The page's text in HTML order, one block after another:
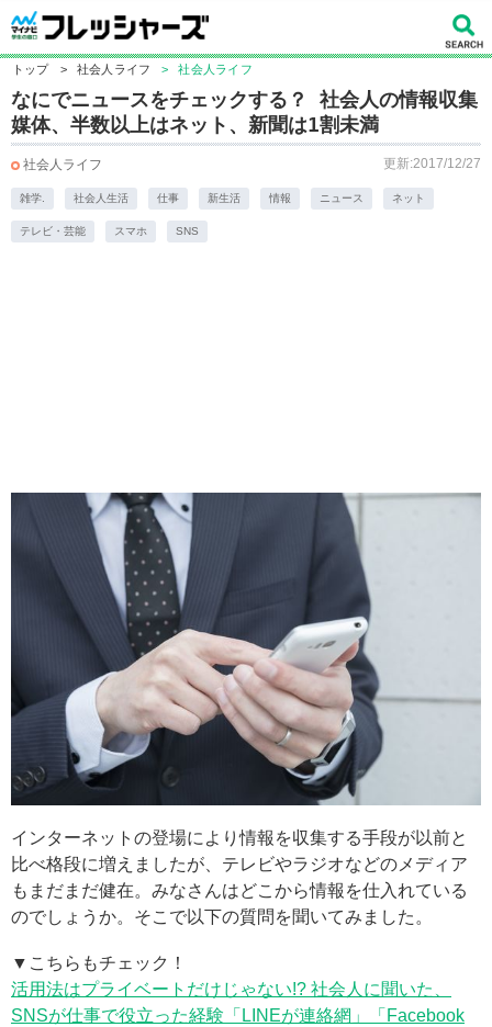
トップ > 社会人ライフ > 社会人ライフ
なにでニュースをチェックする？ 社会人の情報収集
媒体、半数以上はネット、新聞は1割未満
社会人ライフ 更新:2017/12/27
雑学. 社会人生活 仕事 新生活 情報 ニュース ネット
テレビ・芸能 スマホ SNS
インターネットの登場により情報を収集する手段が以前と
比べ格段に増えましたが、テレビやラジオなどのメディア
もまだまだ健在。みなさんはどこから情報を仕入れている
のでしょうか。そこで以下の質問を聞いてみました。
▼こちらもチェック！
活用法はプライベートだけじゃない!? 社会人に聞いた、
SNSが仕事で役立った経験「LINEが連絡網」「Facebook